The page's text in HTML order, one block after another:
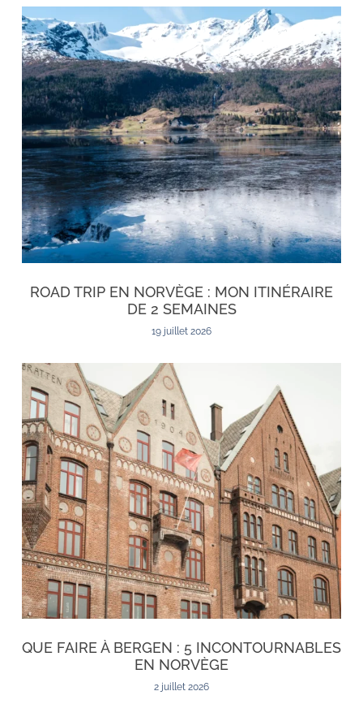
ROAD TRIP EN NORVÈGE : MON ITINÉRAIRE
DE 2 SEMAINES
19 juillet 2026
QUE FAIRE À BERGEN : 5 INCONTOURNABLES
EN NORVÈGE
2 juillet 2026